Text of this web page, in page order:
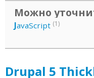
Можно
JavaScript (1)
Drupal 5